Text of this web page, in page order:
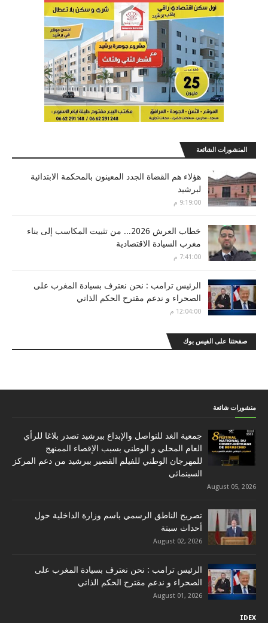
المنشورات الشائعة
هؤلاء هم القضاة الجدد المعينون بالمحكمة الابتدائية
لبرشيد
9:19:00 م
خطاب العرش 2026... من تثبيت المكاسب إلى بناء
مغرب السيادة الاقتصادية
7:41:00 م
الرئيس ترامب : نحن نعترف بسيادة المغرب على
الصحراء و ندعم مقترح الحكم الذاتي
12:04:00 م
صفحتنا على الفيس بوك
منشورات شائعة
جمعية الغد للتواصل والإبداع ببرشيد تصدر بلاغا للرأي
العام المحلي و الوطني بسبب الإقصاء الممنهج
للمهرجان الوطني للفيلم القصير ببرشيد من دعم المركز
السينمائي
August 05, 2026
تصريح الناطق الرسمي باسم وزارة الداخلية حول
أحداث سبتة
August 02, 2026
الرئيس ترامب : نحن نعترف بسيادة المغرب على
الصحراء و ندعم مقترح الحكم الذاتي
August 01, 2026
IDEX